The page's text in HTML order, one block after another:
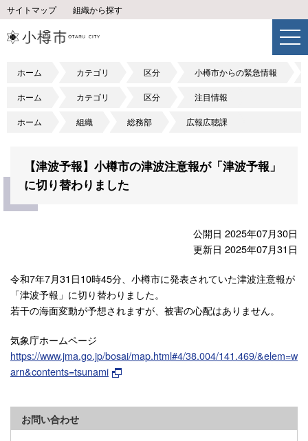
サイトマップ 組織から探す
ホーム カテゴリ 区分 小樽市からの緊急情報
ホーム カテゴリ 区分 注目情報
ホーム 組織 総務部 広報広聴課
【津波予報】小樽市の津波注意報が「津波予報」
に切り替わりました
公開日 2025年07月30日
更新日 2025年07月31日
令和7年7月31日10時45分、小樽市に発表されていた津波注意報が
「津波予報」に切り替わりました。
若干の海面変動が予想されますが、被害の心配はありません。
気象庁ホームページ
https://www.jma.go.jp/bosai/map.html#4/38.004/141.469/&elem=w
arn&contents=tsunami
お問い合わせ